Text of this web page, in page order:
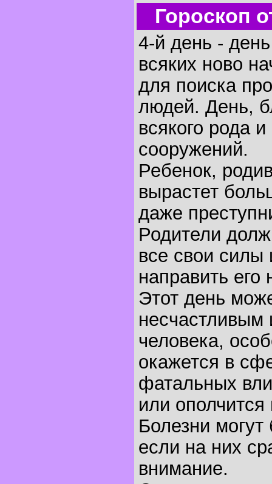
Гороскоп
4-й день -
всяких ново
для поиска
людей. День,
всякого рода
сооружений.
Ребенок,
вырастет
даже
Родители
все свои
направить
Этот день
несчастливым
человека,
окажется в
фатальных
или ополчится
Болезни
если на них
внимание.